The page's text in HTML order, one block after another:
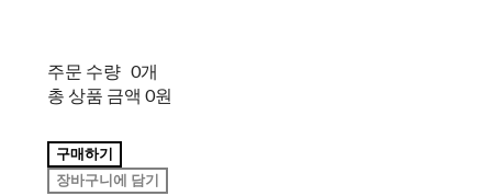
주문 수량 0개
총 상품 금액 0원
구매하기
장바구니에 담기